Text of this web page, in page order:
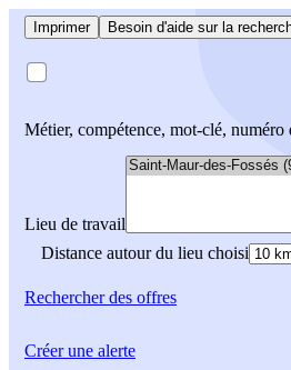
Imprimer Besoin d'aide sur la
Métier, compétence, mot-clé, numéro
Lieu de travail
Distance autour du lieu choisi
Rechercherdes offres
Créer une alerte